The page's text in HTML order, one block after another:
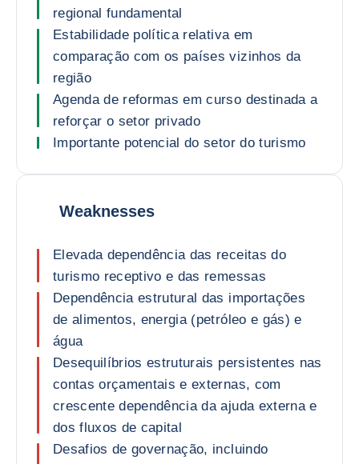
regional fundamental
Estabilidade política relativa em
comparação com os países vizinhos da
região
Agenda de reformas em curso destinada a
reforçar o setor privado
Importante potencial do setor do turismo
Weaknesses
Elevada dependência das receitas do
turismo receptivo e das remessas
Dependência estrutural das importações
de alimentos, energia (petróleo e gás) e
água
Desequilíbrios estruturais persistentes nas
contas orçamentais e externas, com
crescente dependência da ajuda externa e
dos fluxos de capital
Desafios de governação, incluindo